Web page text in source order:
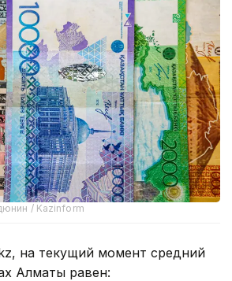
/ Kazinform
на текущий момент средний
Алматы равен: